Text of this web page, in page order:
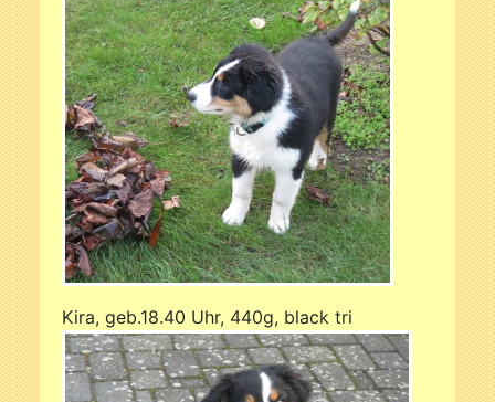
Kira, geb.18.40 Uhr, 440g, black tri